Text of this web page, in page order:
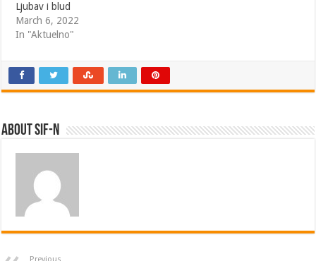
Ljubav i blud
March 6, 2022
In "Aktuelno"
About SIF-N